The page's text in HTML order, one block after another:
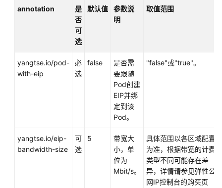
络
配
置
固
            limits:
              cpu: 250m
              memory: 500Mi
            requests:
              memory: 500Mi
      imagePullSecrets:
        - name: default-secret
annotation
是
否
可
选
默认值
参数说
明
取值范围
yangtse.io/pod-
with-eip
必
选
false
是否需
要跟随
Pod创建
EIP并绑
定到该
Pod。
"false"或"true"。
yangtse.io/eip-
bandwidth-size
可
选
5
带宽大
小，单
位为
Mbit/s。
具体范围以各区域配置
为准，根据带宽的计费
类型不同可能存在差
异，详情请参见弹性公
网IP控制台的购买页